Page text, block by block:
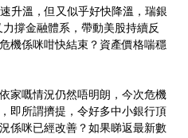
升溫，但又似乎好快降溫，瑞銀
撐金融體系，帶動美股持續反
機係咪咁快結束？資產價格喘穩
家嘅情況仍然唔明朗，今次危機
即所謂擠提，令好多中小銀行頂
係咪已經改善？如果睇返最新數